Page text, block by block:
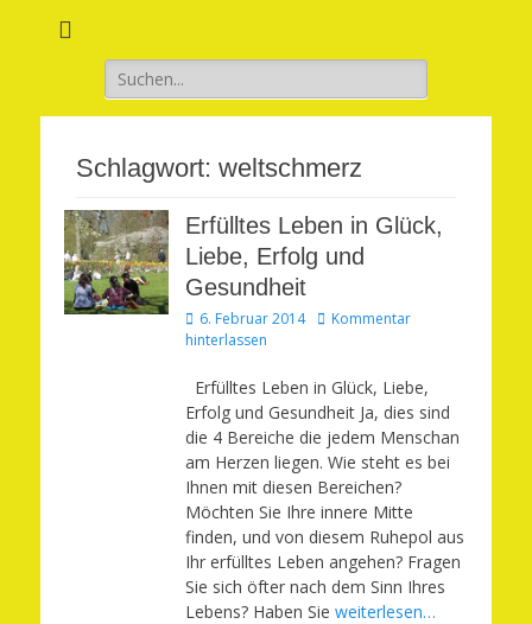
Suchen
nach:
Schlagwort: weltschmerz
Erfülltes Leben in Glück,
Liebe, Erfolg und
Gesundheit
Veröffentlicht
am
6. Februar 2014
Kommentar
hinterlassen
Erfülltes Leben in Glück, Liebe,
Erfolg und Gesundheit Ja, dies sind
die 4 Bereiche die jedem Menschan
am Herzen liegen. Wie steht es bei
Ihnen mit diesen Bereichen?
Möchten Sie Ihre innere Mitte
finden, und von diesem Ruhepol aus
Ihr erfülltes Leben angehen? Fragen
Sie sich öfter nach dem Sinn Ihres
Lebens? Haben Sie weiterlesen…